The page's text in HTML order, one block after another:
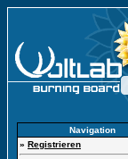
Navigation
» Registrieren